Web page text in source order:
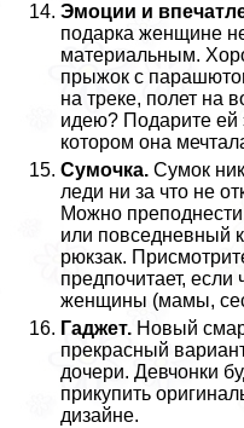
Эмоции и
подарка женщине
материальным.
прыжок с
на треке, полет на
идею? Подарите ей
котором она
Сумочка. Сумок
леди ни за что не
Можно
или повседневный
рюкзак.
предпочитает,
женщины (мамы,
Гаджет. Новый
прекрасный
дочери. Девчонки
прикупить
дизайне.